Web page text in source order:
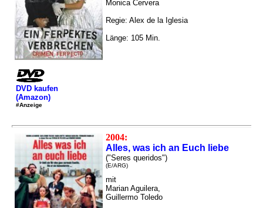
Monica Cervera
Regie: Alex de la Iglesia
Länge: 105 Min.
DVD kaufen
(Amazon)
#Anzeige
2004:
Alles, was ich an Euch liebe
("Seres queridos")
(E/ARG)
mit
Marian Aguilera,
Guillermo Toledo